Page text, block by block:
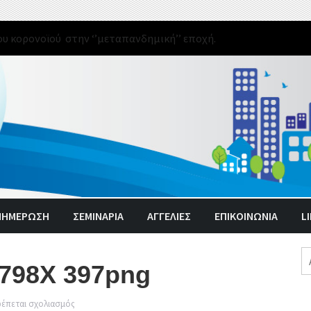
στην ‘’μεταπανδημική’’ εποχή.
ΣΕΜΙΝΑΡΙΑ ΑΓΓΕΛΊΕΣ ΕΠΙΚΟΙΝΩΝΙΑ
397png
σχολιασμός